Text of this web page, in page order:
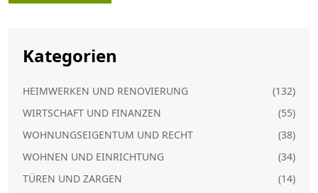
Kategorien
HEIMWERKEN UND RENOVIERUNG
(132)
WIRTSCHAFT UND FINANZEN
(55)
WOHNUNGSEIGENTUM UND RECHT
(38)
WOHNEN UND EINRICHTUNG
(34)
TÜREN UND ZARGEN
(14)